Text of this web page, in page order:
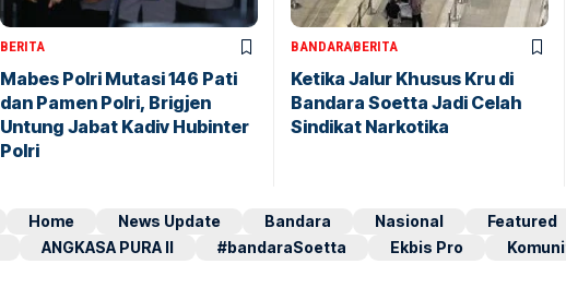
BERITA
Mabes Polri Mutasi 146 Pati
dan Pamen Polri, Brigjen
Untung Jabat Kadiv Hubinter
Polri
BANDARABERITA
Ketika Jalur Khusus Kru di
Bandara Soetta Jadi Celah
Sindikat Narkotika
Home News Update Bandara Nasional Featured
ANGKASA PURA II #bandaraSoetta Ekbis Pro